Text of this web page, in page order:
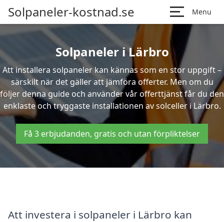
Solpaneler-kostnad.se Menu
Solpaneler i Lärbro
Att installera solpaneler kan kännas som en stor uppgift –
särskilt när det gäller att jämföra offerter. Men om du
följer denna guide och använder vår offerttjänst får du den
enklaste och tryggaste installationen av solceller i Lärbro.
Få 3 erbjudanden, gratis och utan förpliktelser
Att investera i solpaneler i Lärbro kan